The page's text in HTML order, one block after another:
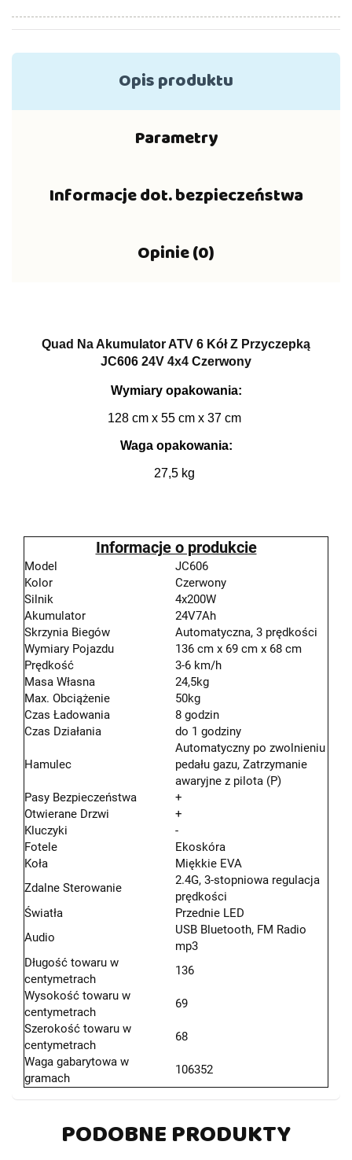
Opis produktu
Parametry
Informacje dot. bezpieczeństwa
Opinie (0)
Quad Na Akumulator ATV 6 Kół Z Przyczepką
JC606 24V 4x4 Czerwony
Wymiary opakowania:
128 cm x 55 cm x 37 cm
Waga opakowania:
27,5 kg
Informacje o produkcie
Model
JC606
Kolor
Czerwony
Silnik
4x200W
Akumulator
24V7Ah
Skrzynia Biegów
Automatyczna, 3 prędkości
Wymiary Pojazdu
136 cm x 69 cm x 68 cm
Prędkość
3-6 km/h
Masa Własna
24,5kg
Max. Obciążenie
50kg
Czas Ładowania
8 godzin
Czas Działania
do 1 godziny
Hamulec
Automatyczny po zwolnieniu
pedału gazu, Zatrzymanie
awaryjne z pilota (P)
Pasy Bezpieczeństwa
+
Otwierane Drzwi
+
Kluczyki
-
Fotele
Ekoskóra
Koła
Miękkie EVA
Zdalne Sterowanie
2.4G, 3-stopniowa regulacja
prędkości
Światła
Przednie LED
Audio
USB Bluetooth, FM Radio
mp3
Długość towaru w
centymetrach
136
Wysokość towaru w
centymetrach
69
Szerokość towaru w
centymetrach
68
Waga gabarytowa w
gramach
106352
PODOBNE PRODUKTY